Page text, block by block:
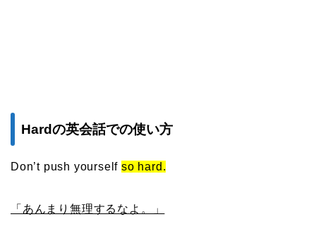
Hardの英会話での使い方
Don’t push yourselfso hard.
「あんまり無理するなよ。」